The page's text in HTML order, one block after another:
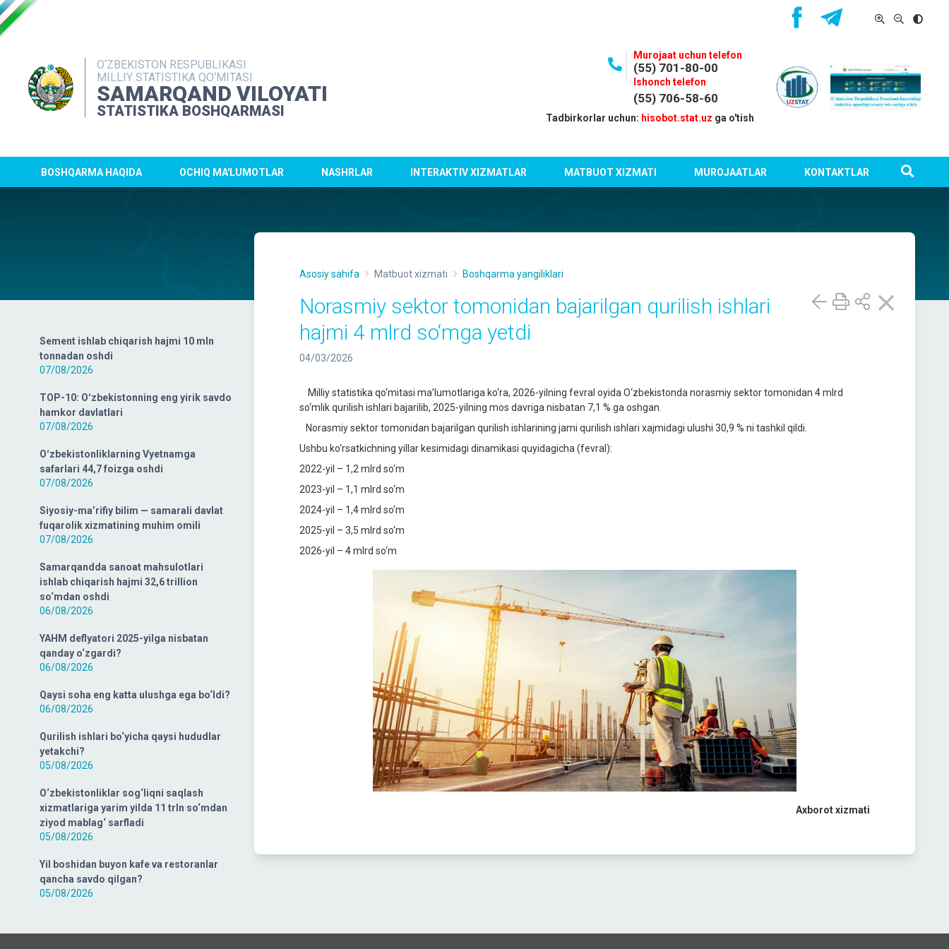
O‘ZBEKISTON RESPUBLIKASI
MILLIY STATISTIKA QO‘MITASI
SAMARQAND VILOYATI
STATISTIKA BOSHQARMASI
Murojaat uchun telefon
(55) 701-80-00
Ishonch telefon
(55) 706-58-60
Tadbirkorlar uchun: hisobot.stat.uz ga o'tish
BOSHQARMA HAQIDA OCHIQ MA'LUMOTLAR NASHRLAR INTERAKTIV XIZMATLAR MATBUOT XIZMATI MUROJAATLAR KONTAKTLAR
Sement ishlab chiqarish hajmi 10 mln
tonnadan oshdi
07/08/2026
TOP-10: Oʻzbekistonning eng yirik savdo
hamkor davlatlari
07/08/2026
Oʻzbekistonliklarning Vyetnamga
safarlari 44,7 foizga oshdi
07/08/2026
Siyosiy-ma’rifiy bilim — samarali davlat
fuqarolik xizmatining muhim omili
07/08/2026
Samarqandda sanoat mahsulotlari
ishlab chiqarish hajmi 32,6 trillion
so‘mdan oshdi
06/08/2026
YAHM deflyatori 2025-yilga nisbatan
qanday o‘zgardi?
06/08/2026
Qaysi soha eng katta ulushga ega bo‘ldi?
06/08/2026
Qurilish ishlari bo‘yicha qaysi hududlar
yetakchi?
05/08/2026
O‘zbekistonliklar sog‘liqni saqlash
xizmatlariga yarim yilda 11 trln so‘mdan
ziyod mablag‘ sarfladi
05/08/2026
Yil boshidan buyon kafe va restoranlar
qancha savdo qilgan?
05/08/2026
Asosiy sahifa Matbuot xizmati Boshqarma yangiliklari
Norasmiy sektor tomonidan bajarilgan qurilish ishlari
hajmi 4 mlrd so‘mga yetdi
04/03/2026
Milliy statistika qo‘mitasi ma’lumotlariga ko‘ra, 2026-yilning fevral oyida O‘zbekistonda norasmiy sektor tomonidan 4 mlrd
so‘mlik qurilish ishlari bajarilib, 2025-yilning mos davriga nisbatan 7,1 % ga oshgan.
Norasmiy sektor tomonidan bajarilgan qurilish ishlarining jami qurilish ishlari xajmidagi ulushi 30,9 % ni tashkil qildi.
Ushbu ko‘rsatkichning yillar kesimidagi dinamikasi quyidagicha (fevral):
2022-yil – 1,2 mlrd so‘m
2023-yil – 1,1 mlrd so‘m
2024-yil – 1,4 mlrd so‘m
2025-yil – 3,5 mlrd so‘m
2026-yil – 4 mlrd so‘m
Axborot xizmati